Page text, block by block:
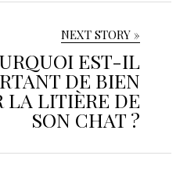
NEXT STORY »
EST-IL
DE BIEN
LA LITIÈRE DE
SON CHAT ?